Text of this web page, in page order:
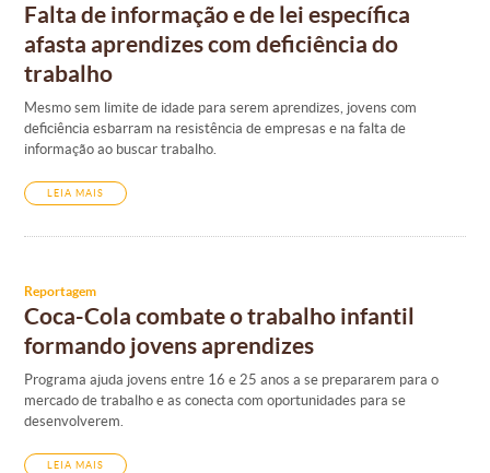
Falta de informação e de lei específica
afasta aprendizes com deficiência do
trabalho
Mesmo sem limite de idade para serem aprendizes, jovens com
deficiência esbarram na resistência de empresas e na falta de
informação ao buscar trabalho.
LEIA MAIS
Reportagem
Coca-Cola combate o trabalho infantil
formando jovens aprendizes
Programa ajuda jovens entre 16 e 25 anos a se prepararem para o
mercado de trabalho e as conecta com oportunidades para se
desenvolverem.
LEIA MAIS